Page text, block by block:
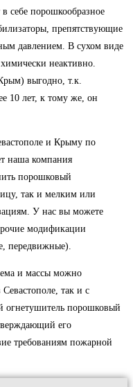
себе порошкообразное
препятствующие
давлением. В сухом виде
неактивно.
выгодно, т.к.
10 лет, к тому же, он
и Крыму по
наша компания
порошковый
так и мелким или
У нас вы можете
модификации
передвижные).
и массы можно
так и с
огнетушитель порошковый
его
требованиям пожарной